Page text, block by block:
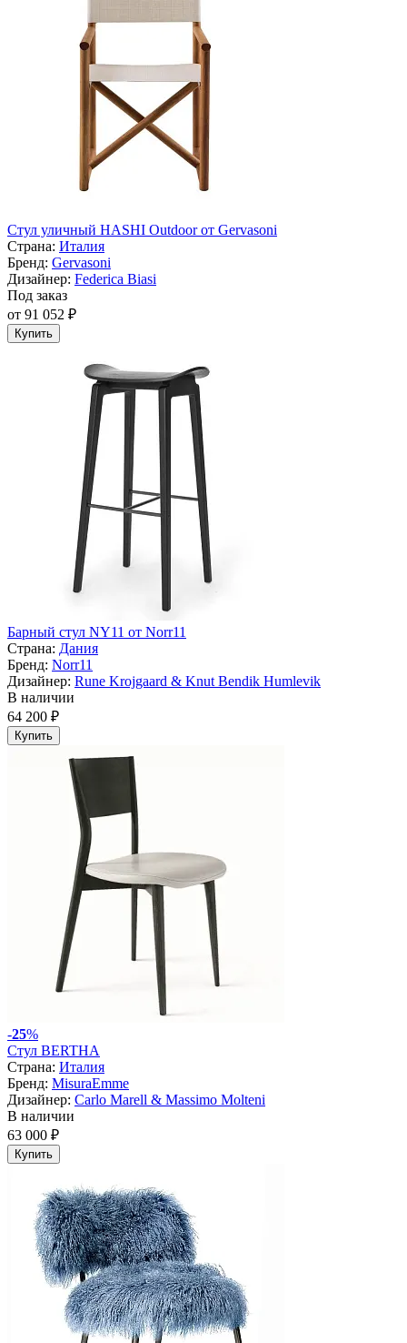
Стул уличный HASHI Outdoor от Gervasoni
Страна: Италия
Бренд: Gervasoni
Дизайнер: Federica Biasi
Под заказ
от 91 052 ₽
Купить
Барный стул NY11 от Norr11
Страна: Дания
Бренд: Norr11
Дизайнер: Rune Krojgaard & Knut Bendik Humlevik
В наличии
64 200 ₽
Купить
-25%
Стул BERTHA
Страна: Италия
Бренд: MisuraEmme
Дизайнер: Carlo Marell & Massimo Molteni
В наличии
63 000 ₽
Купить